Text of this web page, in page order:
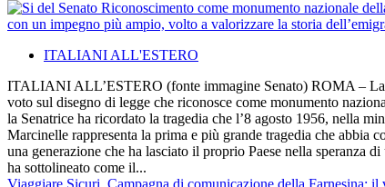
ITALIANI ALL'ESTERO
ITALIANI ALL’ESTERO (fonte immagine Senato) ROMA – La
voto sul disegno di legge che riconosce come monumento
la Senatrice ha ricordato la tragedia che l’8 agosto 1956, nella
Marcinelle rappresenta la prima e più grande tragedia che
una generazione che ha lasciato il proprio Paese nella
ha sottolineato come il...
Viaggiare Sicuri, Campagna di comunicazione della Farnesina: